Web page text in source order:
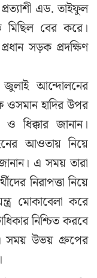
এড. তাইফুল
মিছিল বের করে।
সড়ক প্রদক্ষিণ
জুলাই আন্দোলনের
ওসমান হাদির উপর
ও ধিক্কার জানান।
আওতায় নিয়ে
এ সময় তারা
নিরাপত্তা নিয়ে
মোকাবেলা করে
নিশ্চিত করবে
সময় উভয় গ্রুপের